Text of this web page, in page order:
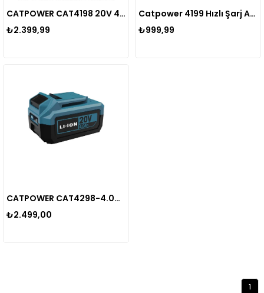
CATPOWER CAT4198 20V 4.0AH AKÜ
₺2.399,99
Catpower 4199 Hızlı Şarj Aleti
₺999,99
CATPOWER CAT4298-4.0Ah AKÜ
₺2.499,00
1